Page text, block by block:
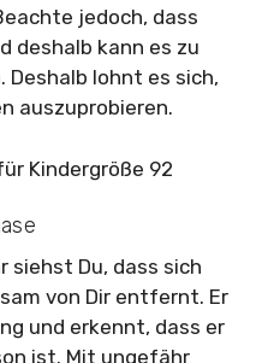
jedoch, dass
deshalb kann es zu
Deshalb lohnt es sich,
auszuprobieren.
siehst Du, dass sich
von Dir entfernt. Er
und erkennt, dass er
ist. Mit ungefähr